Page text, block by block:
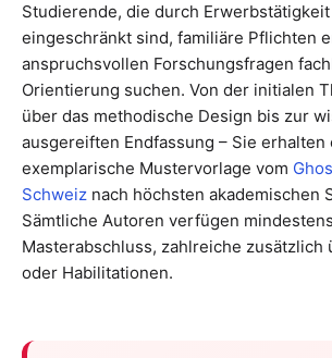
Studierende, die durch
eingeschränkt sind, familiäre Pflichten
anspruchsvollen Forschungsfragen
Orientierung suchen. Von der initialen
über das methodische Design bis zur
ausgereiften Endfassung – Sie erhalten
exemplarische Mustervorlage vom
Schweiz nach höchsten akademischen
Sämtliche Autoren verfügen
Masterabschluss, zahlreiche zusätzlich
oder Habilitationen.